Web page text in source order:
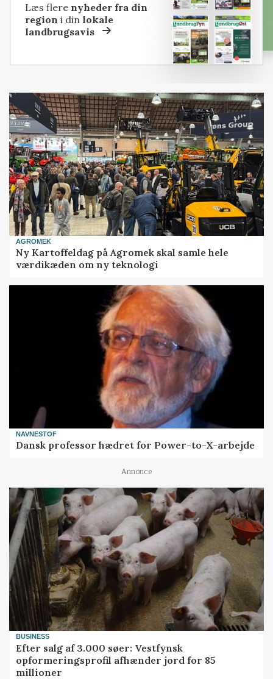
Læs flere nyheder fra din
region i dinlokale
landbrugsavis
AGROMEK
Ny Kartoffeldag på Agromek skal samle hele
værdikæden om ny teknologi
NAVNESTOF
Dansk professor hædret for Power-to-X-arbejde
Annonce
BUSINESS
Efter salg af 3.000 søer: Vestfynsk
opformeringsprofil afhænder jord for 85
millioner